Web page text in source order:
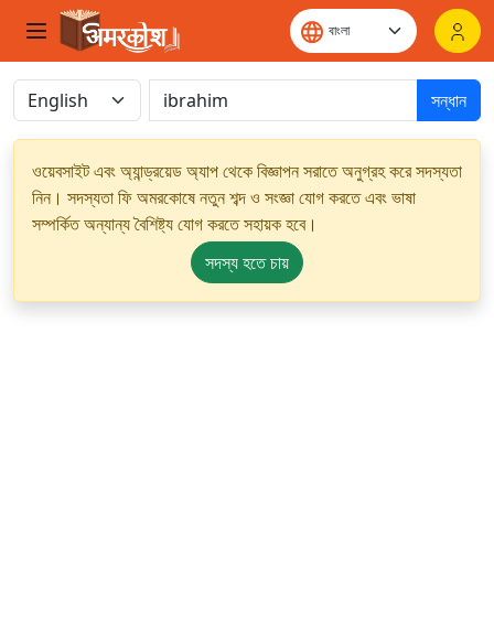
সন্ধান
ওয়েবসাইট এবং অ্যান্ড্রয়েড অ্যাপ থেকে বিজ্ঞাপন সরাতে অনুগ্রহ করে সদস্যতা
নিন। সদস্যতা ফি অমরকোষে নতুন শব্দ ও সংজ্ঞা যোগ করতে এবং ভাষা
সম্পর্কিত অন্যান্য বৈশিষ্ট্য যোগ করতে সহায়ক হবে।
সদস্য হতে চায়